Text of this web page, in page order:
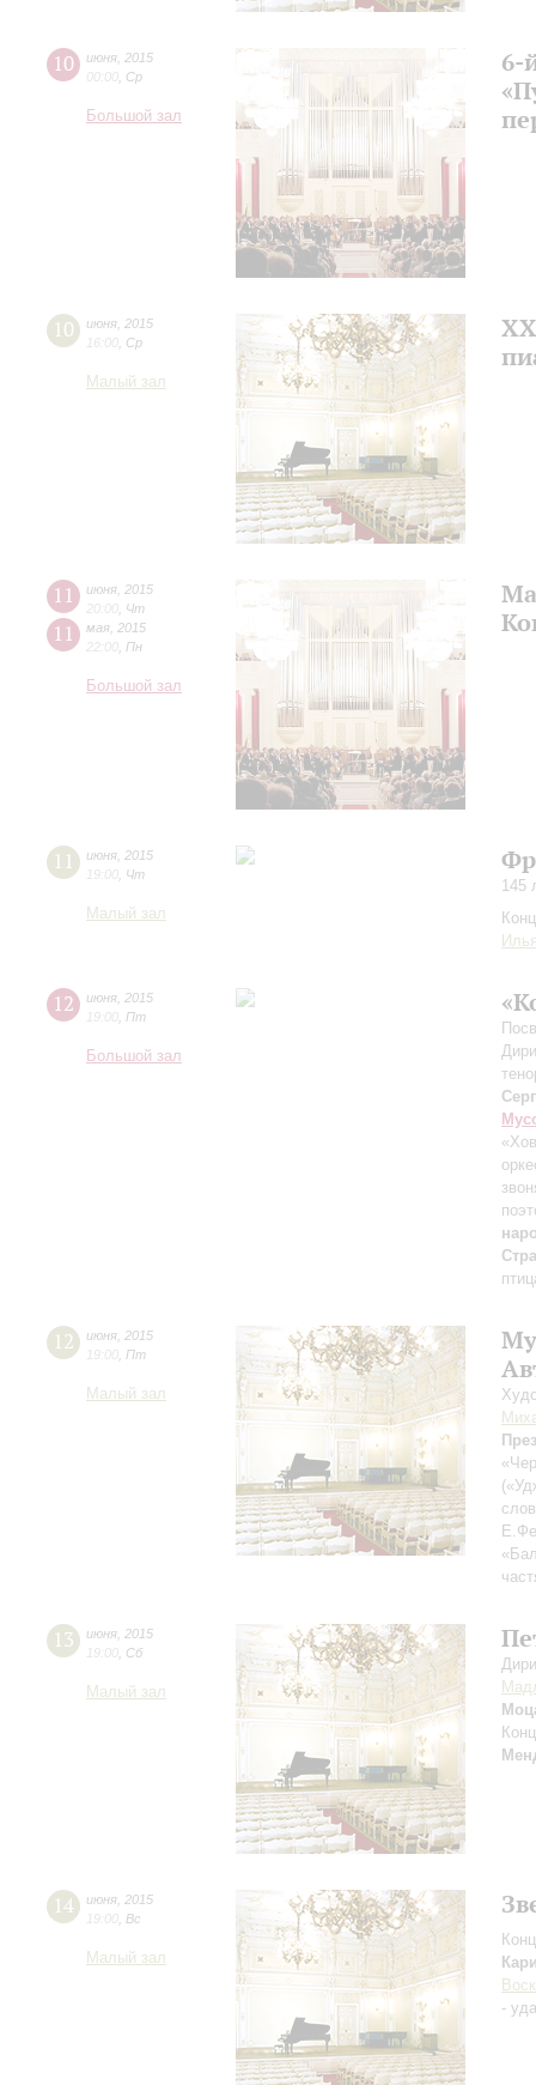
10 июня 2015
00:00 Ср
Большой зал
6-
10 июня 2015
16:00 Ср
Малый зал
11 июня 2015
20:00 Чт
11 мая 2015
22:00 Пн
Большой зал
11 июня 2015
19:00 Чт
Малый зал
145
12 июня 2015
19:00 Пт
Большой зал
12 июня 2015
19:00 Пт
Малый зал
13 июня 2015
19:00 Сб
Малый зал
14 июня 2015
19:00 Вс
Малый зал
-